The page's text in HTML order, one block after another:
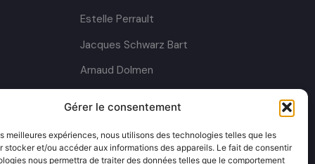
Gérer le consentement
meilleures expériences, nous utilisons des technologies telles que les
stocker et/ou accéder aux informations des appareils. Le fait de consentir
nous permettra de traiter des données telles que le comportement
Estelle Perrault
Jacques Schwarz Bart
Arnaud Dolmen